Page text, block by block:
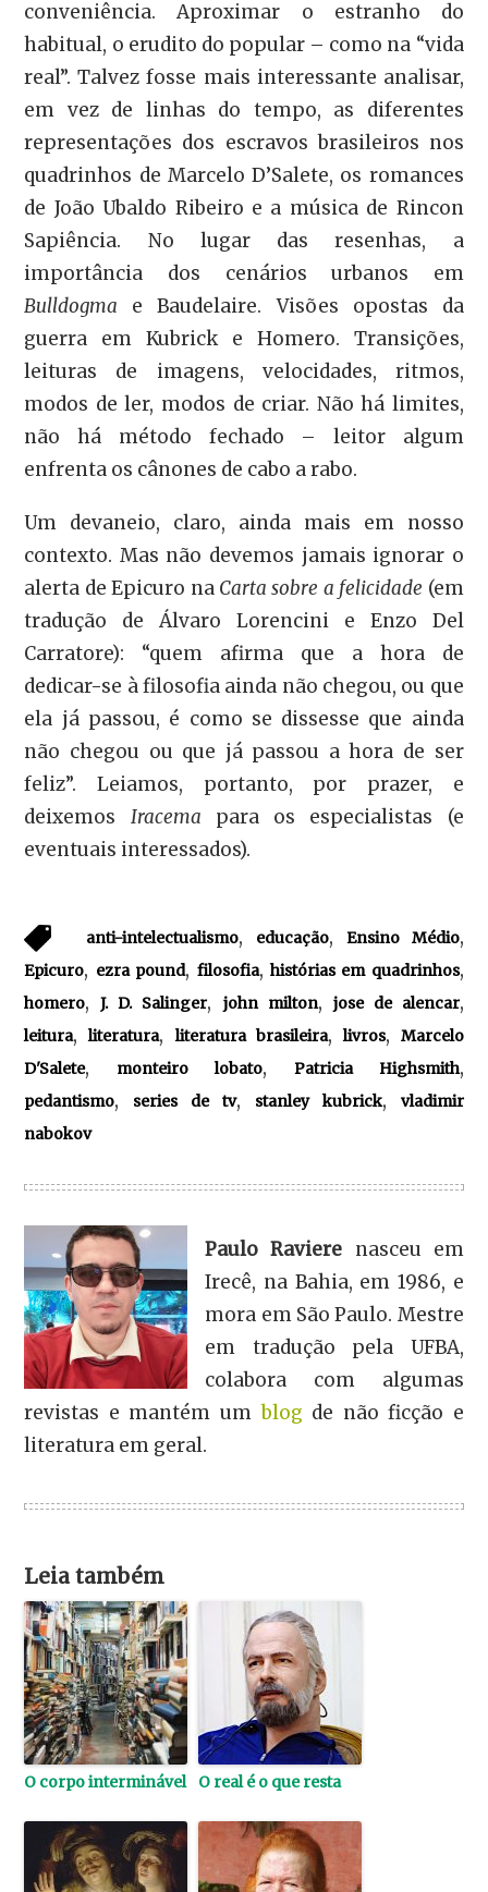
conveniência. Aproximar o estranho do
habitual, o erudito do popular – como na “vida
real”. Talvez fosse mais interessante analisar,
em vez de linhas do tempo, as diferentes
representações dos escravos brasileiros nos
quadrinhos de Marcelo D’Salete, os romances
de João Ubaldo Ribeiro e a música de Rincon
Sapiência. No lugar das resenhas, a
importância dos cenários urbanos em
Bulldogma e Baudelaire. Visões opostas da
guerra em Kubrick e Homero. Transições,
leituras de imagens, velocidades, ritmos,
modos de ler, modos de criar. Não há limites,
não há método fechado – leitor algum
enfrenta os cânones de cabo a rabo.
Um devaneio, claro, ainda mais em nosso
contexto. Mas não devemos jamais ignorar o
alerta de Epicuro na Carta sobre a felicidade (em
tradução de Álvaro Lorencini e Enzo Del
Carratore): “quem afirma que a hora de
dedicar-se à filosofia ainda não chegou, ou que
ela já passou, é como se dissesse que ainda
não chegou ou que já passou a hora de ser
feliz”. Leiamos, portanto, por prazer, e
deixemos Iracema para os especialistas (e
eventuais interessados).
anti-intelectualismo, educação, Ensino Médio,
Epicuro, ezra pound, filosofia,histórias em quadrinhos,
homero,J. D. Salinger, john milton, jose de alencar,
leitura,literatura,literatura brasileira,livros,
Marcelo
D'Salete, monteiro lobato, Patricia Highsmith,
pedantismo, series de tv, stanley kubrick,
vladimir
nabokov
Paulo Raviere nasceu em
Irecê, na Bahia, em 1986, e
mora em São Paulo. Mestre
em tradução pela UFBA,
colabora com algumas
revistas e mantém umblog de não ficção e
literatura em geral.
Leia também
O corpo interminável O real é o que resta